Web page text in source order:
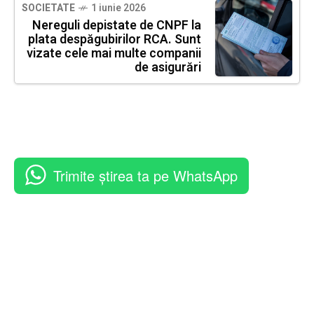
SOCIETATE 1 iunie 2026
Nereguli depistate de CNPF la
plata despăgubirilor RCA. Sunt
vizate cele mai multe companii
de asigurări
Trimite știrea ta pe WhatsApp